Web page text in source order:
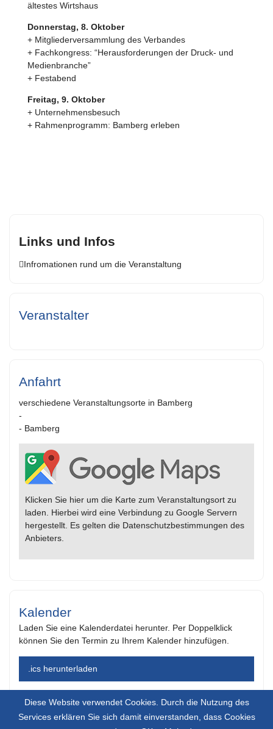
ältestes Wirtshaus
Donnerstag, 8. Oktober
+ Mitgliederversammlung des Verbandes
+ Fachkongress: “Herausforderungen der Druck- und
Medienbranche”
+ Festabend
Freitag, 9. Oktober
+ Unternehmensbesuch
+ Rahmenprogramm: Bamberg erleben
Links und Infos
Infromationen rund um die Veranstaltung
Veranstalter
Anfahrt
verschiedene Veranstaltungsorte in Bamberg
-
- Bamberg
Klicken Sie hier um die Karte zum Veranstaltungsort zu
laden. Hierbei wird eine Verbindung zu Google Servern
hergestellt. Es gelten die Datenschutzbestimmungen des
Anbieters.
Kalender
Laden Sie eine Kalenderdatei herunter. Per Doppelklick
können Sie den Termin zu Ihrem Kalender hinzufügen.
.ics herunterladen
Diese Website verwendet Cookies. Durch die Nutzung des
Services erklären Sie sich damit einverstanden, dass Cookies